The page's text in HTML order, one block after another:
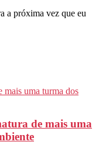
a próxima vez que eu
de mais uma